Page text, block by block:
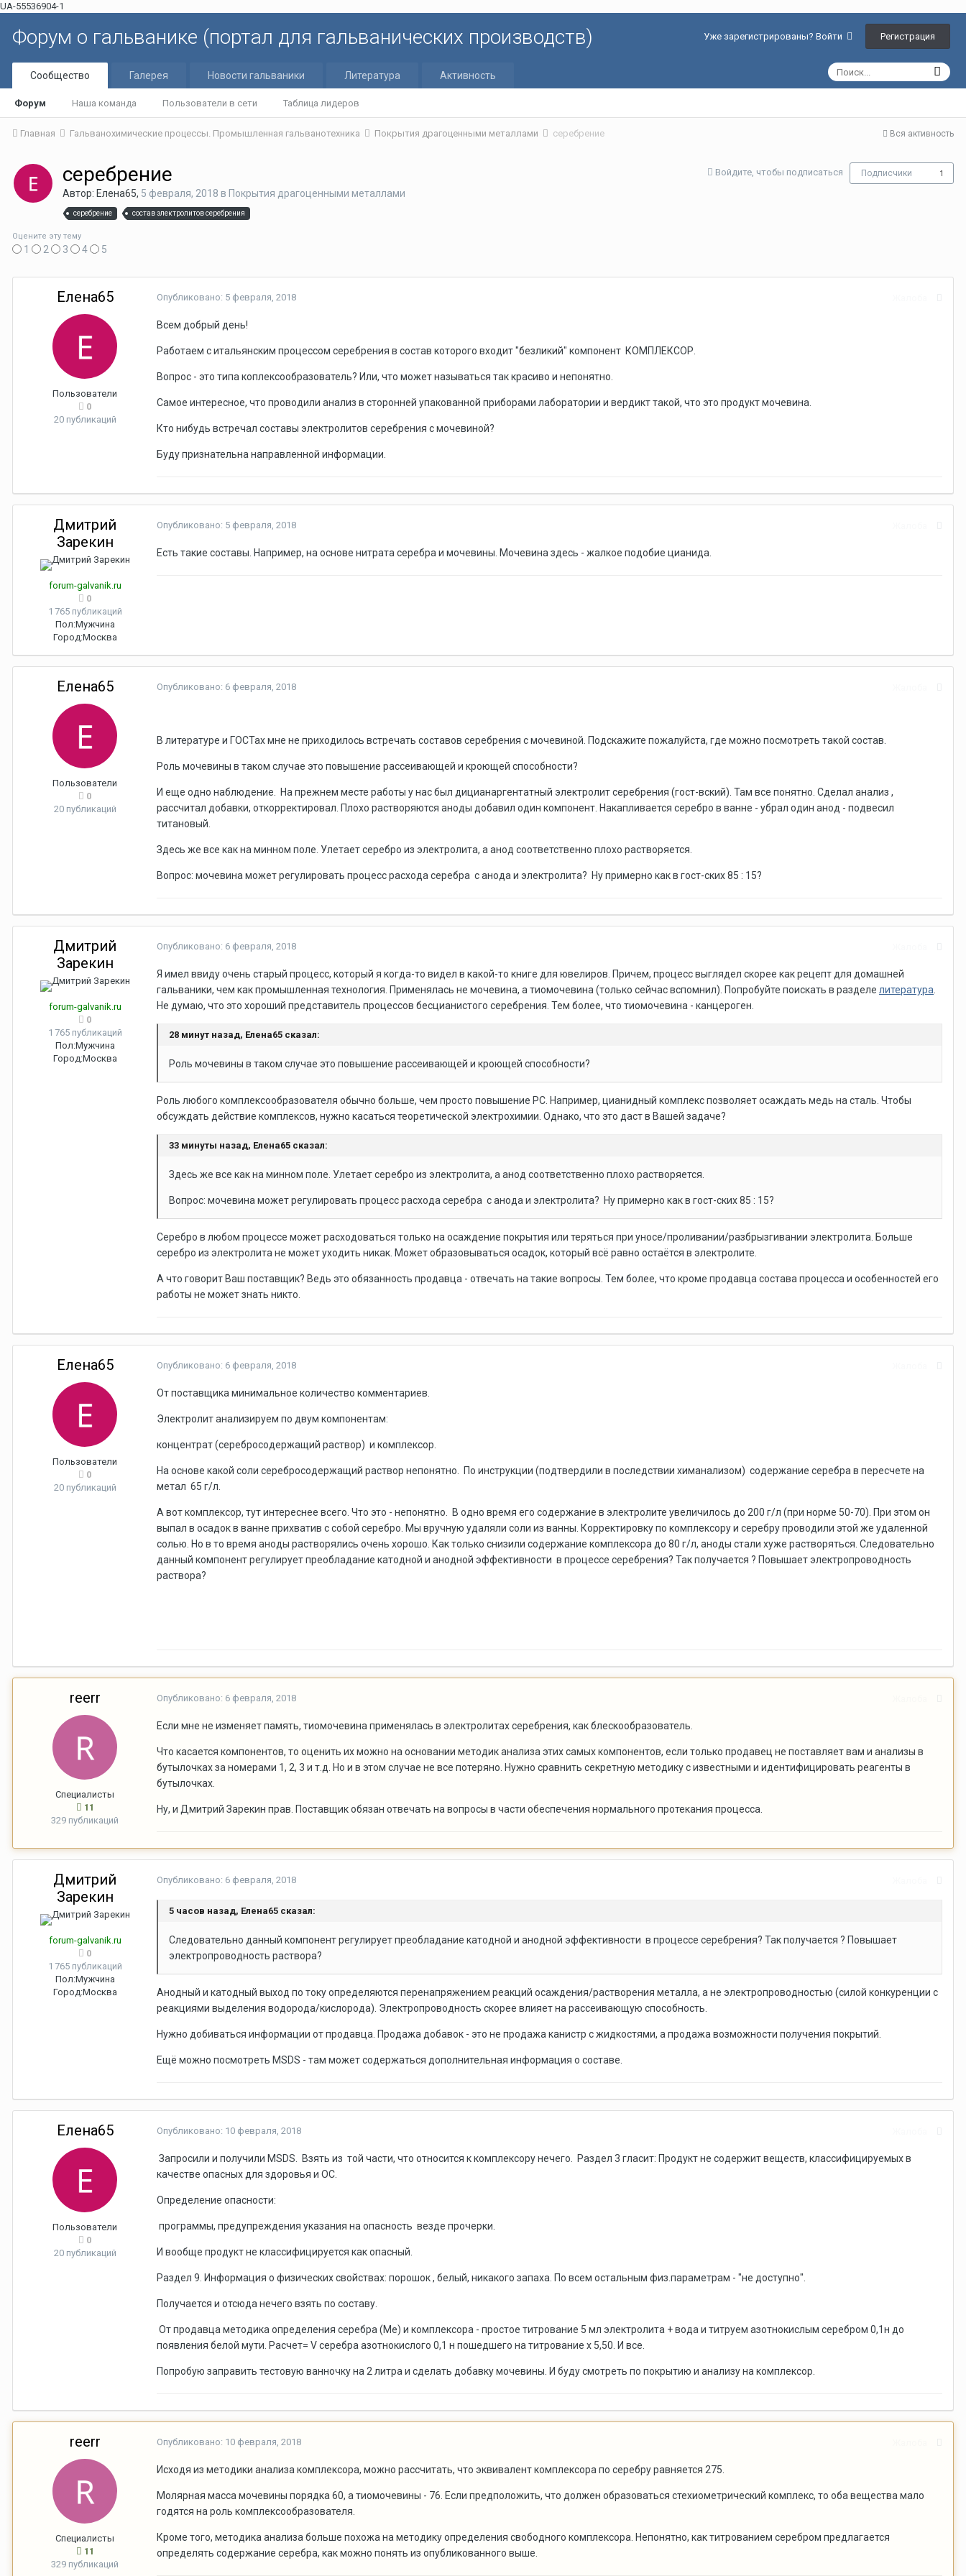
UA-55536904-1
Форум о гальванике (портал для гальванических производств) Уже зарегистрированы? Войти Регистрация
Сообщество
Форум Наша команда Пользователи в сети Таблица лидеров
Галерея Новости гальваники Литература Активность
Вся активность
Главная Гальванохимические процессы. Промышленная гальванотехника Покрытия драгоценными металлами серебрение
Войдите, чтобы подписаться Подписчики 1
серебрение
Автор: Елена65, 5 февраля, 2018 в Покрытия драгоценными металлами
серебрение состав электролитов серебрения
Оцените эту тему
1 2 3 4 5
Елена65
Пользователи
0
20 публикаций
Опубликовано: 5 февраля, 2018
Всем добрый день!
Работаем с итальянским процессом серебрения в состав которого входит "безликий" компонент КОМПЛЕКСОР.
Вопрос - это типа коплексообразователь? Или, что может называться так красиво и непонятно.
Самое интересное, что проводили анализ в сторонней упакованной приборами лаборатории и вердикт такой, что это продукт мочевина.
Кто нибудь встречал составы электролитов серебрения с мочевиной?
Буду признательна направленной информации.
Дмитрий
Зарекин
forum-galvanik.ru
0
1 765 публикаций
Пол:Мужчина
Город:Москва
Опубликовано: 5 февраля, 2018
Есть такие составы. Например, на основе нитрата серебра и мочевины. Мочевина здесь - жалкое подобие цианида.
Елена65
Пользователи
0
20 публикаций
Опубликовано: 6 февраля, 2018
В литературе и ГОСТах мне не приходилось встречать составов серебрения с мочевиной. Подскажите пожалуйста, где можно посмотреть такой состав.
Роль мочевины в таком случае это повышение рассеивающей и кроющей способности?
И еще одно наблюдение. На прежнем месте работы у нас был дицианаргентатный электролит серебрения (гост-вский). Там все понятно. Сделал анализ ,
рассчитал добавки, откорректировал. Плохо растворяются аноды добавил один компонент. Накапливается серебро в ванне - убрал один анод - подвесил
титановый.
Здесь же все как на минном поле. Улетает серебро из электролита, а анод соответственно плохо растворяется.
Вопрос: мочевина может регулировать процесс расхода серебра с анода и электролита? Ну примерно как в гост-ских 85 : 15?
Дмитрий
Зарекин
forum-galvanik.ru
0
1 765 публикаций
Пол:Мужчина
Город:Москва
Опубликовано: 6 февраля, 2018
Я имел ввиду очень старый процесс, который я когда-то видел в какой-то книге для ювелиров. Причем, процесс выглядел скорее как рецепт для домашней
гальваники, чем как промышленная технология. Применялась не мочевина, а тиомочевина (только сейчас вспомнил). Попробуйте поискать в разделе литература
Не думаю, что это хороший представитель процессов бесцианистого серебрения. Тем более, что тиомочевина - канцероген.
28 минут назад, Елена65 сказал:
Роль мочевины в таком случае это повышение рассеивающей и кроющей способности?
Роль любого комплексообразователя обычно больше, чем просто повышение РС. Например, цианидный комплекс позволяет осаждать медь на сталь. Чтобы
обсуждать действие комплексов, нужно касаться теоретической электрохимии. Однако, что это даст в Вашей задаче?
33 минуты назад, Елена65 сказал:
Здесь же все как на минном поле. Улетает серебро из электролита, а анод соответственно плохо растворяется.
Вопрос: мочевина может регулировать процесс расхода серебра с анода и электролита? Ну примерно как в гост-ских 85 : 15?
Серебро в любом процессе может расходоваться только на осаждение покрытия или теряться при уносе/проливании/разбрызгивании электролита. Больше
серебро из электролита не может уходить никак. Может образовываться осадок, который всё равно остаётся в электролите.
А что говорит Ваш поставщик? Ведь это обязанность продавца - отвечать на такие вопросы. Тем более, что кроме продавца состава процесса и особенностей его
работы не может знать никто.
Елена65
Пользователи
0
20 публикаций
Опубликовано: 6 февраля, 2018
От поставщика минимальное количество комментариев.
Электролит анализируем по двум компонентам:
концентрат (серебросодержащий раствор) и комплексор.
На основе какой соли серебросодержащий раствор непонятно. По инструкции (подтвердили в последствии химанализом) содержание серебра в пересчете на
метал 65 г/л.
А вот комплексор, тут интереснее всего. Что это - непонятно. В одно время его содержание в электролите увеличилось до 200 г/л (при норме 50-70). При этом он
выпал в осадок в ванне прихватив с собой серебро. Мы вручную удаляли соли из ванны. Корректировку по комплексору и серебру проводили этой же удаленной
солью. Но в то время аноды растворялись очень хорошо. Как только снизили содержание комплексора до 80 г/л, аноды стали хуже растворяться. Следовательно
данный компонент регулирует преобладание катодной и анодной эффективности в процессе серебрения? Так получается ? Повышает электропроводность
раствора?
reerr
Специалисты
11
329 публикаций
Опубликовано: 6 февраля, 2018
Если мне не изменяет память, тиомочевина применялась в электролитах серебрения, как блескообразователь.
Что касается компонентов, то оценить их можно на основании методик анализа этих самых компонентов, если только продавец не поставляет вам и анализы в
бутылочках за номерами 1, 2, 3 и т.д. Но и в этом случае не все потеряно. Нужно сравнить секретную методику с известными и идентифицировать реагенты в
бутылочках.
Ну, и Дмитрий Зарекин прав. Поставщик обязан отвечать на вопросы в части обеспечения нормального протекания процесса.
Дмитрий
Зарекин
forum-galvanik.ru
0
1 765 публикаций
Пол:Мужчина
Город:Москва
Опубликовано: 6 февраля, 2018
5 часов назад, Елена65 сказал:
Следовательно данный компонент регулирует преобладание катодной и анодной эффективности в процессе серебрения? Так получается ? Повышает
электропроводность раствора?
Анодный и катодный выход по току определяются перенапряжением реакций осаждения/растворения металла, а не электропроводностью (силой конкуренции с
реакциями выделения водорода/кислорода). Электропроводность скорее влияет на рассеивающую способность.
Нужно добиваться информации от продавца. Продажа добавок - это не продажа канистр с жидкостями, а продажа возможности получения покрытий.
Ещё можно посмотреть MSDS - там может содержаться дополнительная информация о составе.
Елена65
Пользователи
0
20 публикаций
Опубликовано: 10 февраля, 2018
Запросили и получили MSDS. Взять из той части, что относится к комплексору нечего. Раздел 3 гласит: Продукт не содержит веществ, классифицируемых в
качестве опасных для здоровья и ОС.
Определение опасности:
программы, предупреждения указания на опасность везде прочерки.
И вообще продукт не классифицируется как опасный.
Раздел 9. Информация о физических свойствах: порошок , белый, никакого запаха. По всем остальным физ.параметрам - "не доступно".
Получается и отсюда нечего взять по составу.
От продавца методика определения серебра (Ме) и комплексора - простое титрование 5 мл электролита + вода и титруем азотнокислым серебром 0,1н до
появления белой мути. Расчет= V серебра азотнокислого 0,1 н пошедшего на титрование х 5,50. И все.
Попробую заправить тестовую ванночку на 2 литра и сделать добавку мочевины. И буду смотреть по покрытию и анализу на комплексор.
reerr
Специалисты
11
329 публикаций
Опубликовано: 10 февраля, 2018
Исходя из методики анализа комплексора, можно рассчитать, что эквивалент комплексора по серебру равняется 275.
Молярная масса мочевины порядка 60, а тиомочевины - 76. Если предположить, что должен образоваться стехиометрический комплекс, то оба вещества мало
годятся на роль комплексообразователя.
Кроме того, методика анализа больше похожа на методику определения свободного комплексора. Непонятно, как титрованием серебром предлагается
определять содержание серебра, как можно понять из опубликованного выше.